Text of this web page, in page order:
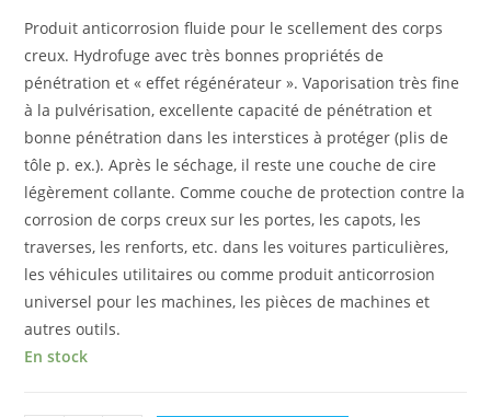
Produit anticorrosion fluide pour le scellement des corps
creux. Hydrofuge avec très bonnes propriétés de
pénétration et « effet régénérateur ». Vaporisation très fine
à la pulvérisation, excellente capacité de pénétration et
bonne pénétration dans les interstices à protéger (plis de
tôle p. ex.). Après le séchage, il reste une couche de cire
légèrement collante. Comme couche de protection contre la
corrosion de corps creux sur les portes, les capots, les
traverses, les renforts, etc. dans les voitures particulières,
les véhicules utilitaires ou comme produit anticorrosion
universel pour les machines, les pièces de machines et
autres outils.
En stock